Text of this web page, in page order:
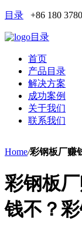
目录 +86 180
目录
首页
产品目录
解决方案
成功案例
关于我们
联系我们
Home/彩钢板厂赚
彩钢板
钱不？